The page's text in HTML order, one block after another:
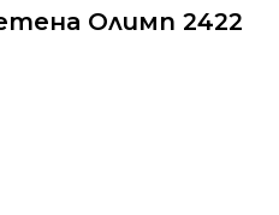
Олимп 2422